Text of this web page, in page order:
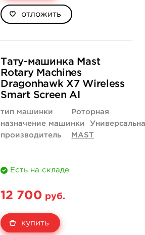
отложить
Тату-машинка Mast
Rotary Machines
Dragonhawk X7 Wireless
Smart Screen AI
тип машинки
Роторная
назначение машинки
производитель
MAST
Есть на складе
12 700 руб.
купить